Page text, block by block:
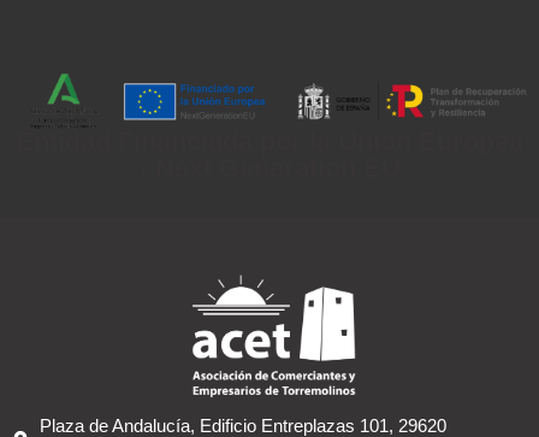
Plaza de Andalucía, Edificio Entreplazas 101, 29620